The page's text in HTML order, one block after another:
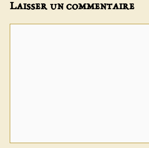
Laisser un commentaire